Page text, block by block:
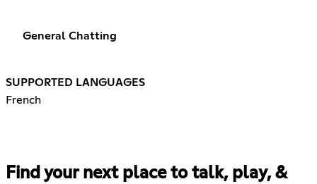
General Chatting
SUPPORTED LANGUAGES
French
Find your next place to talk, play, &